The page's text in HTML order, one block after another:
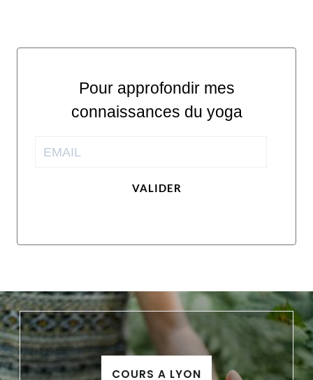
Pour approfondir mes
connaissances du yoga
VALIDER
COURS A LYON